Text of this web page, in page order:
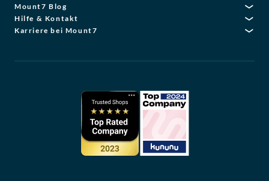
Mount7 Blog
Hilfe & Kontakt
Karriere bei Mount7